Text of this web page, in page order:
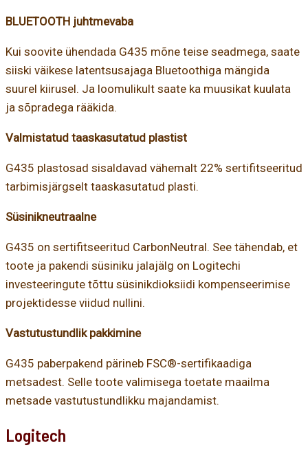
BLUETOOTH juhtmevaba
Kui soovite ühendada G435 mõne teise seadmega, saate
siiski väikese latentsusajaga Bluetoothiga mängida
suurel kiirusel. Ja loomulikult saate ka muusikat kuulata
ja sõpradega rääkida.
Valmistatud taaskasutatud plastist
G435 plastosad sisaldavad vähemalt 22% sertifitseeritud
tarbimisjärgselt taaskasutatud plasti.
Süsinikneutraalne
G435 on sertifitseeritud CarbonNeutral. See tähendab, et
toote ja pakendi süsiniku jalajälg on Logitechi
investeeringute tõttu süsinikdioksiidi kompenseerimise
projektidesse viidud nullini.
Vastutustundlik pakkimine
G435 paberpakend pärineb FSC®-sertifikaadiga
metsadest. Selle toote valimisega toetate maailma
metsade vastutustundlikku majandamist.
Logitech